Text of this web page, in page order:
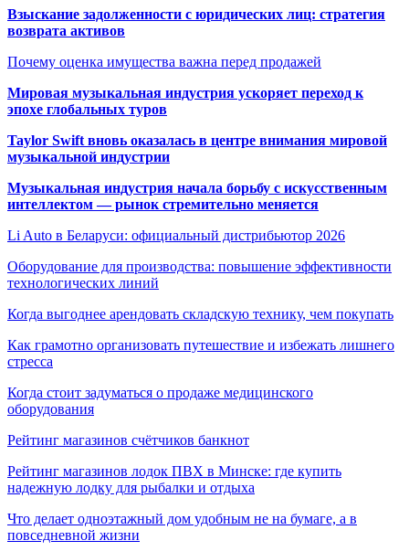
Взыскание задолженности с юридических лиц: стратегия
возврата активов
Почему оценка имущества важна перед продажей
Мировая музыкальная индустрия ускоряет переход к
эпохе глобальных туров
Taylor Swift вновь оказалась в центре внимания мировой
музыкальной индустрии
Музыкальная индустрия начала борьбу с искусственным
интеллектом — рынок стремительно меняется
Li Auto в Беларуси: официальный дистрибьютор 2026
Оборудование для производства: повышение эффективности
технологических линий
Когда выгоднее арендовать складскую технику, чем покупать
Как грамотно организовать путешествие и избежать лишнего
стресса
Когда стоит задуматься о продаже медицинского
оборудования
Рейтинг магазинов счётчиков банкнот
Рейтинг магазинов лодок ПВХ в Минске: где купить
надежную лодку для рыбалки и отдыха
Что делает одноэтажный дом удобным не на бумаге, а в
повседневной жизни